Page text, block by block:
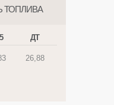
ТОПЛИВА
ДТ
26,88